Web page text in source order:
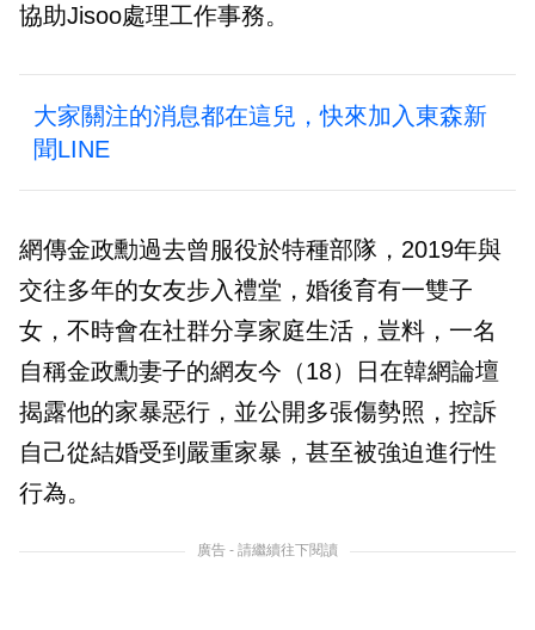
協助Jisoo處理工作事務。
大家關注的消息都在這兒，快來加入東森新
聞LINE
網傳金政勳過去曾服役於特種部隊，2019年與
交往多年的女友步入禮堂，婚後育有一雙子
女，不時會在社群分享家庭生活，豈料，一名
自稱金政勳妻子的網友今（18）日在韓網論壇
揭露他的家暴惡行，並公開多張傷勢照，控訴
自己從結婚受到嚴重家暴，甚至被強迫進行性
行為。
廣告 - 請繼續往下閱讀